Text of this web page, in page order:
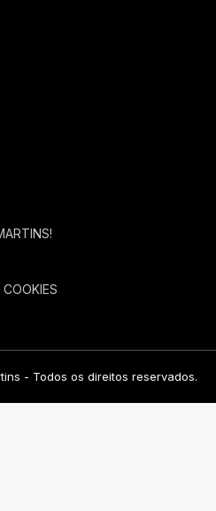
- Todos os direitos reservados.